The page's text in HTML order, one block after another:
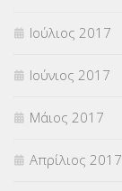
Ιούλιος 2017
Ιούνιος 2017
Μάιος 2017
Απρίλιος 2017